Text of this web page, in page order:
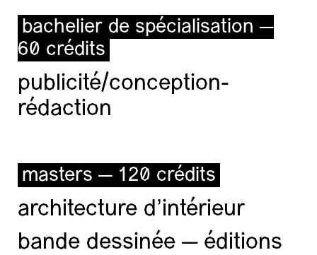
bachelier de spécialisation —
60 crédits
publicité/conception-
rédaction
masters — 120 crédits
architecture d’intérieur
bande dessinée — éditions